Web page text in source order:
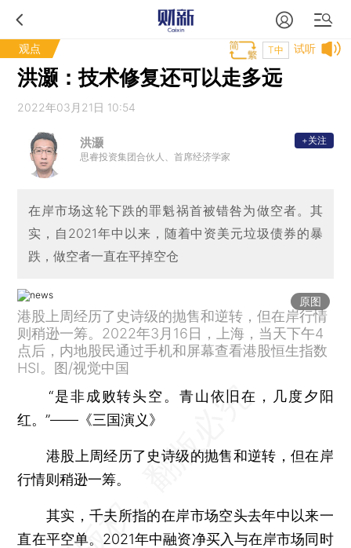
观点 试听
T中
洪灏：技术修复还可以走多远
2022年03月21日 10:54
洪灏
思睿投资集团合伙人、首席经济学家
+关注
在岸市场这轮下跌的罪魁祸首被错咎为做空者。其
实，自2021年中以来，随着中资美元垃圾债券的暴
跌，做空者一直在平掉空仓
原图
港股上周经历了史诗级的抛售和逆转，但在岸行情
则稍逊一筹。2022年3月16日，上海，当天下午4
点后，内地股民通过手机和屏幕查看港股恒生指数
HSI。图/视觉中国
“是非成败转头空。青山依旧在，几度夕阳
红。”——《三国演义》
港股上周经历了史诗级的抛售和逆转，但在岸
行情则稍逊一筹。
其实，千夫所指的在岸市场空头去年中以来一
直在平空单。2021年中融资净买入与在岸市场同时